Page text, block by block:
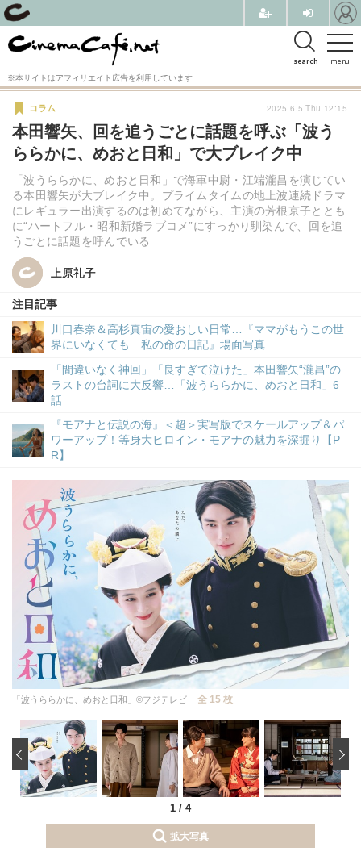
menu
search
※本サイトはアフィリエイト広告を利用しています
本田響矢、回を追うごとに話題を呼ぶ「波う
ららかに、めおと日和」で大ブレイク中
「波うららかに、めおと日和」で海軍中尉・江端瀧昌を演じてい
る本田響矢が大ブレイク中。プライムタイムの地上波連続ドラマ
にレギュラー出演するのは初めてながら、主演の芳根京子ととも
に“ハートフル・昭和新婚ラブコメ”にすっかり馴染んで、回を追
うごとに話題を呼んでいる
コラム
上原礼子
上原礼子
注目記事
川口春奈＆高杉真宙の愛おしい日常…『ママがもうこの世
界にいなくても 私の命の日記』場面写真
「間違いなく神回」「良すぎて泣けた」本田響矢“瀧昌”の
ラストの台詞に大反響…「波うららかに、めおと日和」6
話
『モアナと伝説の海』＜超＞実写版でスケールアップ＆パ
ワーアップ！等身大ヒロイン・モアナの魅力を深掘り【P
R】
2025.6.5 Thu 12:15
「波うららかに、めおと日和」©フジテレビ 全 15 枚
1 / 4
‹
拡大写真